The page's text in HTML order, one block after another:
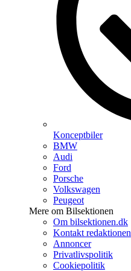
Konceptbiler
BMW
Audi
Ford
Porsche
Volkswagen
Peugeot
Mere om Bilsektionen
Om bilsektionen.dk
Kontakt redaktionen
Annoncer
Privatlivspolitik
Cookiepolitik